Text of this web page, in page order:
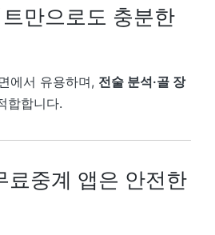
만으로도 충분한
에서 유용하며, 전술 분석·골 장
합합니다.
료중계 앱은 안전한